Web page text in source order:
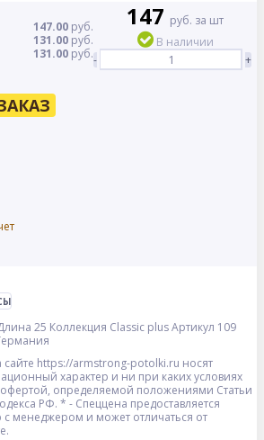
147.00 руб.
131.00 руб.
131.00 руб.
147 руб. за шт
В наличии
-
+
25 Коллекция Classic plusАртикул 109
сайте https://armstrong-potolki.ru носят
характер и ни при каких условиях
определяемой положениями Статьи
РФ. * - Спеццена предоставляется
с менеджером и может отличаться от